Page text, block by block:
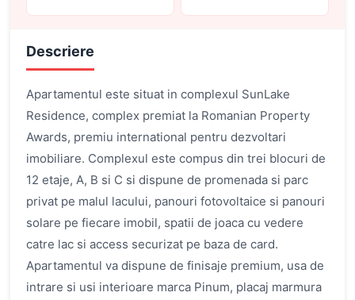
Descriere
Apartamentul este situat in complexul SunLake
Residence, complex premiat la Romanian Property
Awards, premiu international pentru dezvoltari
imobiliare. Complexul este compus din trei blocuri de
12 etaje, A, B si C si dispune de promenada si parc
privat pe malul lacului, panouri fotovoltaice si panouri
solare pe fiecare imobil, spatii de joaca cu vedere
catre lac si access securizat pe baza de card.
Apartamentul va dispune de finisaje premium, usa de
intrare si usi interioare marca Pinum, placaj marmura